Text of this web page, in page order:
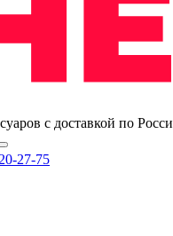
с доставкой по
27-75